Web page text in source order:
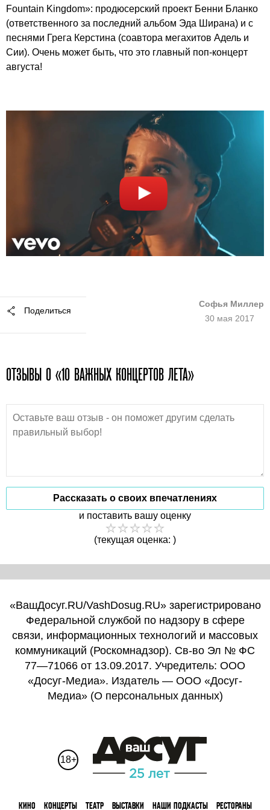
Fountain Kingdom»: продюсерский проект Бенни Бланко
(ответственного за последний альбом Эда Ширана) и с
песнями Грега Керстина (соавтора мегахитов Адель и
Сии). Очень может быть, что это главный поп-концерт
августа!
Поделиться
Софья Миллер
30 мая 2017
ОТЗЫВЫ О «10 ВАЖНЫХ КОНЦЕРТОВ ЛЕТА»
Рассказать о своих впечатлениях
и поставить вашу оценку
(текущая оценка: )
«ВашДосуг.RU/VashDosug.RU» зарегистрировано
Федеральной службой по надзору в сфере
связи, информационных технологий и массовых
коммуникаций (Роскомнадзор). Св-во Эл № ФС
77—71066 от 13.09.2017. Учредитель: ООО
«Досуг-Медиа». Издатель — ООО «Досуг-
Медиа» (О персональных данных)
18+
КИНО КОНЦЕРТЫ ТЕАТР ВЫСТАВКИ НАШИ ПОДКАСТЫ РЕСТОРАНЫ